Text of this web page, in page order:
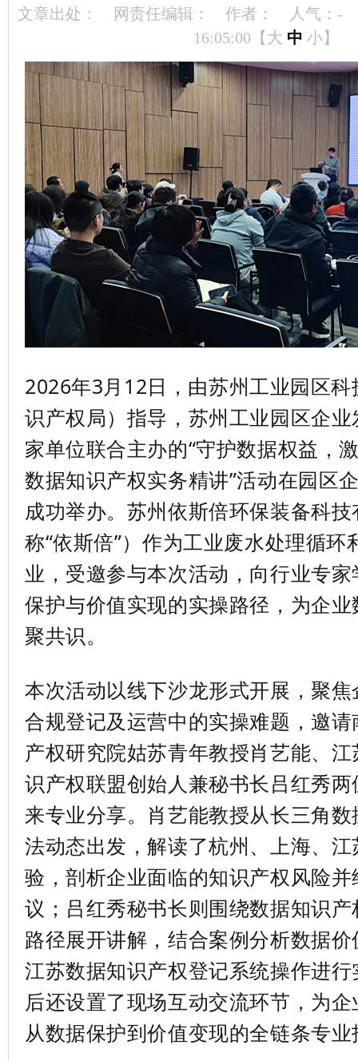
文章出处： 网责任编辑： 作者： 人气： -
16:05:00【 大 中 小】
2026年3月 12日，由苏州工业园区
识产权局）指导，苏州工业园区企
家单位联合主办的“守护数据权益，
数据知识产权实务精讲”活动在园区
成功举办。苏州依斯倍环保装备科
称“依斯倍”）作为工业废水处理循环
业，受邀参与本次活动，向行业专
保护与价值实现的实操路径，为企
聚共识。
本次活动以线下沙龙形式开展，聚焦
合规登记及运营中的实操难题，邀
产权研究院姑苏青年教授肖艺能、
识产权联盟创始人兼秘书长吕红秀
来专业分享。肖艺能教授从长三角
法动态出发，解读了杭州、上海、
验，剖析企业面临的知识产权风险
议；吕红秀秘书长则围绕数据知识
路径展开讲解，结合案例分析数据
江苏数据知识产权登记系统操作进
后还设置了现场互动交流环节，为
从数据保护到价值变现的全链条专